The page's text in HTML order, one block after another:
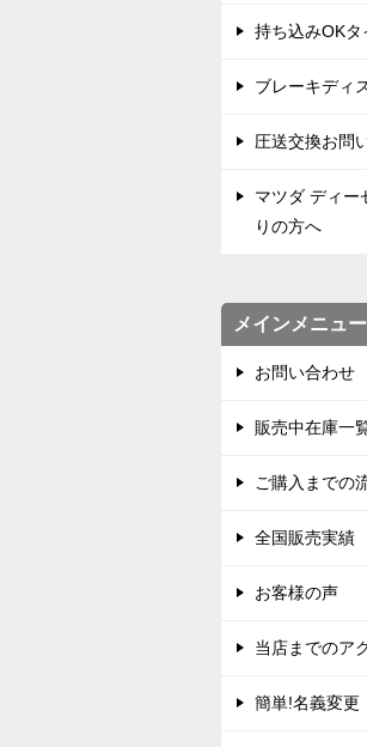
持ち込みOKタ
ブレーキディ
圧送交換お問
マツダ ディー
りの方へ
メインメニュー
お問い合わせ
販売中在庫一
ご購入までの
全国販売実績
お客様の声
当店までのア
簡単!名義変更